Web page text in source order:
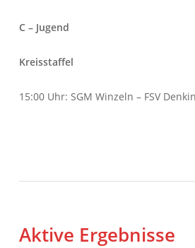
C – Jugend
Kreisstaffel
15:00 Uhr: SGM Winzeln – FSV
Aktive Ergebnisse